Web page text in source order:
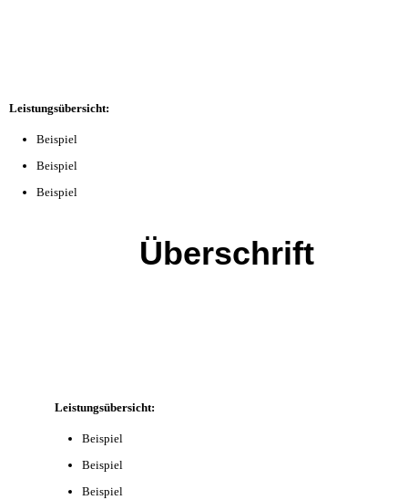
Leistungsübersicht:
Beispiel
Beispiel
Beispiel
Überschrift
Leistungsübersicht:
Beispiel
Beispiel
Beispiel